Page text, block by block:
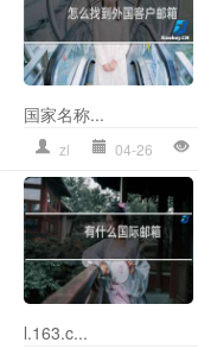
国家名称...
zl 04-26
l.163.c...